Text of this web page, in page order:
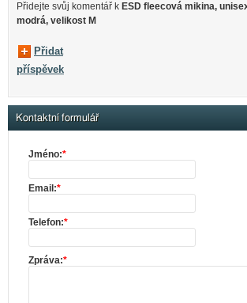
Přidejte svůj komentář k ESD fleecová mikina,
modrá, velikost M
Přidat
příspěvek
Kontaktní formulář
Jméno:*
Email:*
Telefon:*
Zpráva:*